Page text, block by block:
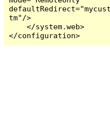
tm"/>
    </system.web>
</configuration>